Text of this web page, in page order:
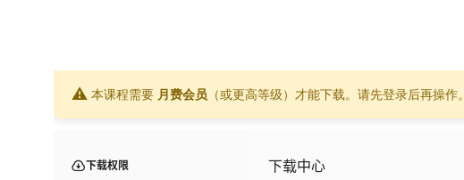
⚠ 本课程需要 月费会员 （或更高等级）才能下载。请先登录后再操作。
下载权限 下载中心